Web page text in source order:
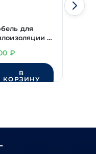
для
с
мм
KREP" IZL-
₽
В
КОРЗИНУ